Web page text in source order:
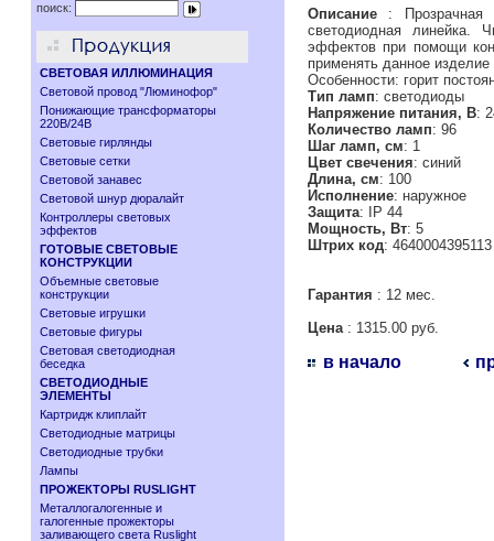
поиск:
СВЕТОВАЯ ИЛЛЮМИНАЦИЯ
Световой провод "Люминофор"
Понижающие трансформаторы
220В/24В
Световые гирлянды
Световые сетки
Световой занавес
Световой шнур дюралайт
Контроллеры световых
эффектов
ГОТОВЫЕ СВЕТОВЫЕ
КОНСТРУКЦИИ
Объемные световые
конструкции
Световые игрушки
Световые фигуры
Световая светодиодная
беседка
СВЕТОДИОДНЫЕ
ЭЛЕМЕНТЫ
Картридж клиплайт
Светодиодные матрицы
Светодиодные трубки
Лампы
ПРОЖЕКТОРЫ RUSLIGHT
Металлогалогенные и
галогенные прожекторы
заливающего света Ruslight
Описание : Прозрачная
светодиодная линейка.
эффектов при помощи
применять данное
Особенности: горит
Тип ламп: светодиоды
Напряжение питания, В:
Количество ламп: 96
Шаг ламп, см: 1
Цвет свечения: синий
Длина, см: 100
Исполнение: наружное
Защита: IP 44
Мощность, Вт: 5
Штрих код: 4640004395113
Гарантия : 12 мес.
Цена: 1315.00 руб.
в начало